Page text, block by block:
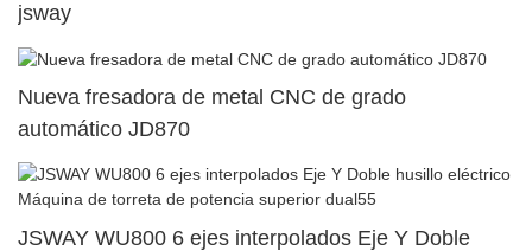
jsway
Nueva fresadora de metal CNC de grado
automático JD870
JSWAY WU800 6 ejes interpolados Eje Y Doble